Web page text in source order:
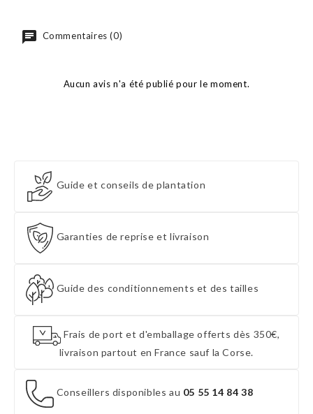
Commentaires (0)
Aucun avis n'a été publié pour le moment.
Guide et conseils de plantation
Garanties de reprise et livraison
Guide des conditionnements et des tailles
Frais de port et d'emballage offerts dès 350€,
livraison partout en France sauf la Corse.
Conseillers disponibles au 05 55 14 84 38